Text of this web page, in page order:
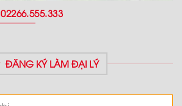
ĐĂNG KÝ LÀM ĐẠI LÝ